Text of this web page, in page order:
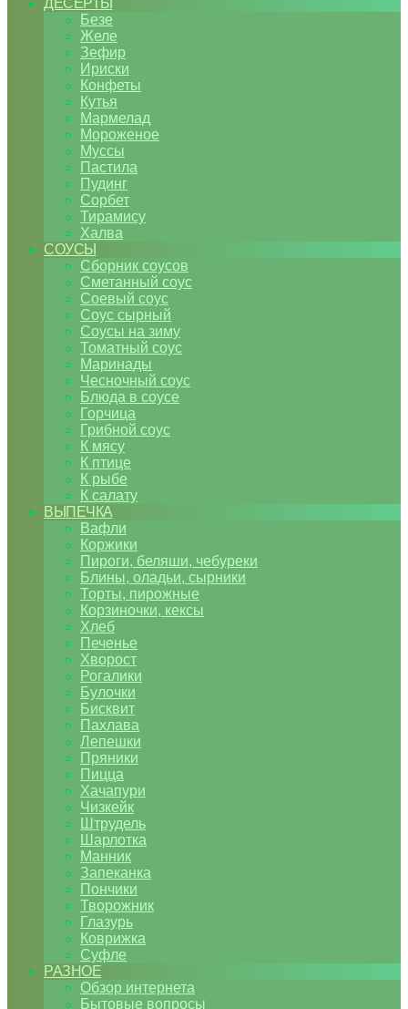
ДЕСЕРТЫ
Безе
Желе
Зефир
Ириски
Конфеты
Кутья
Мармелад
Мороженое
Муссы
Пастила
Пудинг
Сорбет
Тирамису
Халва
СОУСЫ
Сборник соусов
Сметанный соус
Соевый соус
Соус сырный
Соусы на зиму
Томатный соус
Маринады
Чесночный соус
Блюда в соусе
Горчица
Грибной соус
К мясу
К птице
К рыбе
К салату
ВЫПЕЧКА
Вафли
Коржики
Пироги, беляши, чебуреки
Блины, оладьи, сырники
Торты, пирожные
Корзиночки, кексы
Хлеб
Печенье
Хворост
Рогалики
Булочки
Бисквит
Пахлава
Лепешки
Пряники
Пицца
Хачапури
Чизкейк
Штрудель
Шарлотка
Манник
Запеканка
Пончики
Творожник
Глазурь
Коврижка
Суфле
РАЗНОЕ
Обзор интернета
Бытовые вопросы